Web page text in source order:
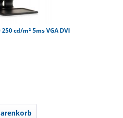
cd/m² 5ms VGA DVI